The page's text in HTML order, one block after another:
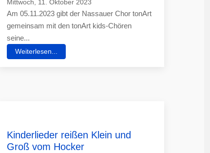
Mittwoch, 11. Oktober 2023
Am 05.11.2023 gibt der Nassauer Chor tonArt
gemeinsam mit den tonArt kids-Chören
seine...
Weiterlesen...
Kinderlieder reißen Klein und
Groß vom Hocker